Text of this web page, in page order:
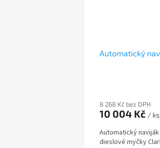
Automatický
8 268 Kč bez DPH
10 004 Kč / ks
Automatický
dieslové myčky